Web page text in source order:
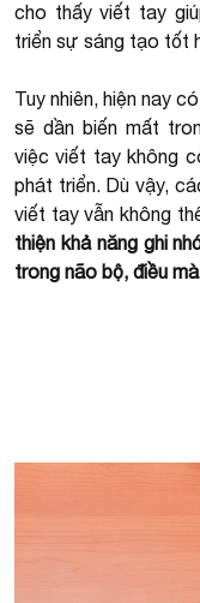
cho thấy viết tay
triển sự sáng tạo tốt
Tuy nhiên, hiện nay
sẽ dần biến mất
việc viết tay không
phát triển. Dù vậy,
viết tay vẫn không
thiện khả năng ghi
trong não bộ, điều